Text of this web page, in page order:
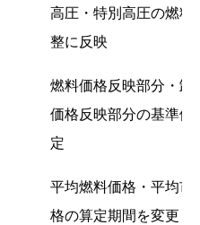
高圧・特別高圧の燃料
整に反映
燃料価格反映部分・卸
価格反映部分の基準値
定
平均燃料価格・平均市
格の算定期間を変更